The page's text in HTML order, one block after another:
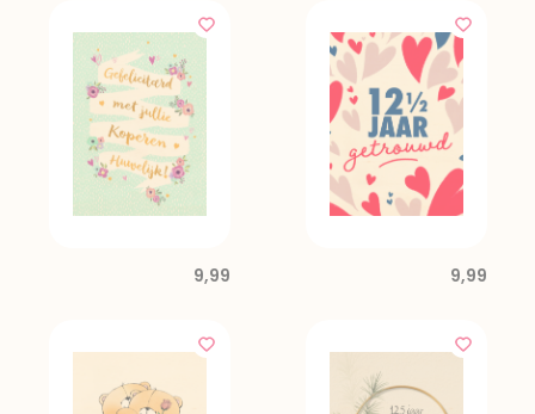
9,99 9,99